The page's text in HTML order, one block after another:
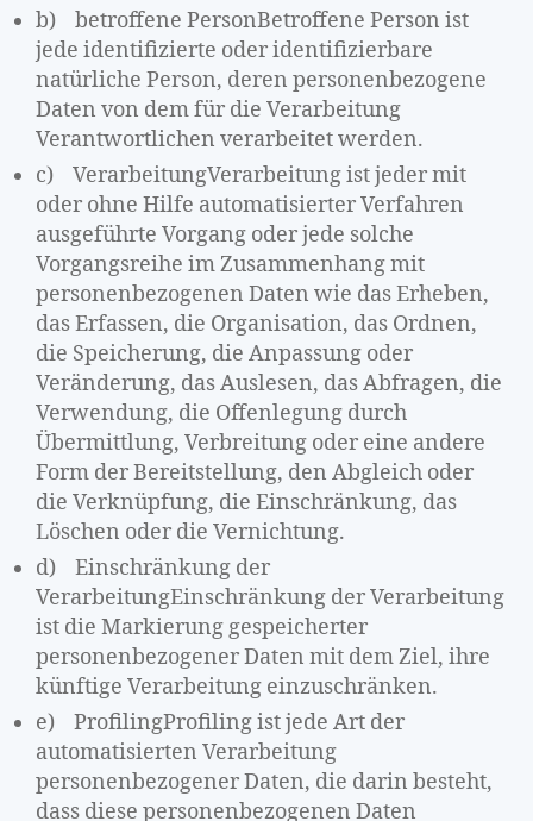
b) betroffene PersonBetroffene Person ist
jede identifizierte oder identifizierbare
natürliche Person, deren personenbezogene
Daten von dem für die Verarbeitung
Verantwortlichen verarbeitet werden.
c) VerarbeitungVerarbeitung ist jeder mit
oder ohne Hilfe automatisierter Verfahren
ausgeführte Vorgang oder jede solche
Vorgangsreihe im Zusammenhang mit
personenbezogenen Daten wie das Erheben,
das Erfassen, die Organisation, das Ordnen,
die Speicherung, die Anpassung oder
Veränderung, das Auslesen, das Abfragen, die
Verwendung, die Offenlegung durch
Übermittlung, Verbreitung oder eine andere
Form der Bereitstellung, den Abgleich oder
die Verknüpfung, die Einschränkung, das
Löschen oder die Vernichtung.
d) Einschränkung der
VerarbeitungEinschränkung der Verarbeitung
ist die Markierung gespeicherter
personenbezogener Daten mit dem Ziel, ihre
künftige Verarbeitung einzuschränken.
e) ProfilingProfiling ist jede Art der
automatisierten Verarbeitung
personenbezogener Daten, die darin besteht,
dass diese personenbezogenen Daten